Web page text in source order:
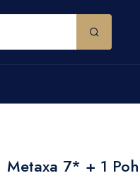
Metaxa 7* + 1